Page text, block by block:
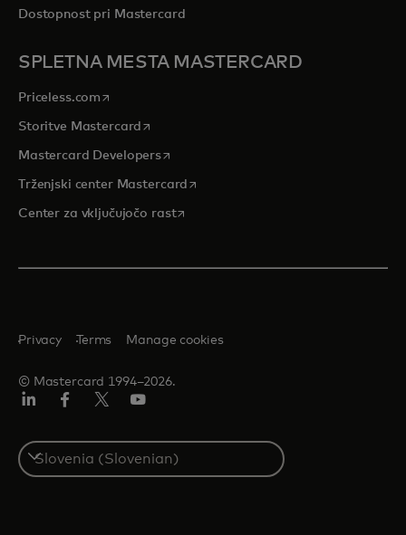
Dostopnost pri Mastercard
SPLETNA MESTA MASTERCARD
Priceless.com opens in a new tab
Storitve Mastercard opens in a new tab
Mastercard Developersopens in a new tab
Trženjski center Mastercard opens in a new tab
Center za vključujočo rastopens in a new tab
© Mastercard 1994–2026.
Privacy Terms Manage cookies
Select
a
country